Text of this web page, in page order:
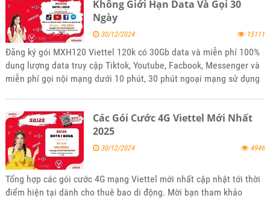
Không Giới Hạn Data Và Gọi 30
Ngày
30/12/2024 15111
Đăng ký gói MXH120 Viettel 120k có 30Gb data và miễn phí 100%
dung lượng data truy cập Tiktok, Youtube, Facbook, Messenger và
miễn phí gọi nội mạng dưới 10 phút, 30 phút ngoại mạng sử dụng
Các Gói Cước 4G Viettel Mới Nhất
2025
30/12/2024 4946
Tổng hợp các gói cước 4G mạng Viettel mới nhất cập nhật tới thời
điểm hiện tại dành cho thuê bao di động. Mời bạn tham khảo